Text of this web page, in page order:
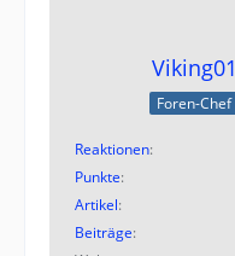
Viking01
Foren-Chef
Reaktionen
Punkte
Artikel
Beiträge